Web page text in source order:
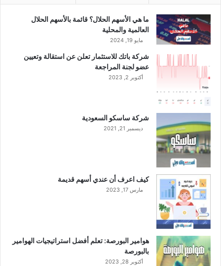
م
ن
م
ر
ي
ما هي الأسهم الحلال؟ قائمة بالأسهم الحلال
العالمية والمحلية
مايو 19, 2024
شركة باتك للاستثمار تعلن عن استقالة وتعيين
عضو لجنة المراجعة
أكتوبر 2, 2023
شركة ساسكو السعودية
ديسمبر 21, 2021
كيف اعرف أن عندي أسهم قديمة
مارس 17, 2023
هوامير البورصة: تعلم أفضل استراتيجيات الهوامير
بالبورصة
أكتوبر 28, 2023